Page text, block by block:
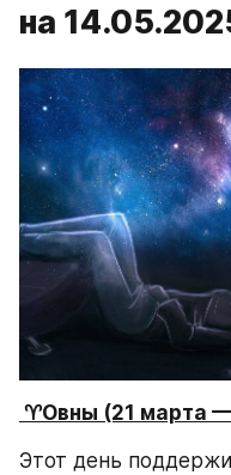
на
♈️Овны (21 марта
Этот день